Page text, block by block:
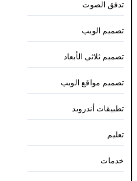
تدفق الصوت
تصميم الويب
تصميم ثلاثي الأبعاد
تصميم مواقع الويب
تطبيقات أندرويد
تعليم
خدمات